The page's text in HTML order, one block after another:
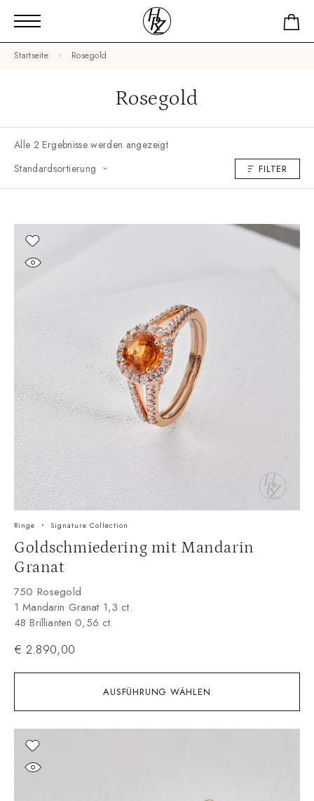
Startseite Rosegold
Rosegold
Alle 2 Ergebnisse werden angezeigt
Standardsortierung
FILTER
AUSFÜHRUNG WÄHLEN
Ringe Signature Collection
Goldschmiedering mit Mandarin
Granat
750 Rosegold
1 Mandarin Granat 1,3 ct.
48 Brillianten 0,56 ct.
€ 2.890,00